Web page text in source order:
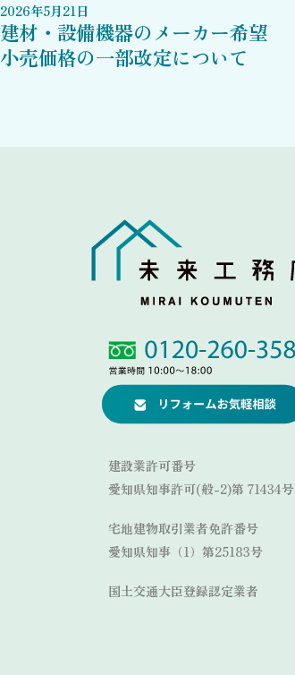
2026年5月21日
建材・設備機器のメーカー希望
小売価格の一部改定について
Link
Link
建設業許可番号
愛知県知事許可(般-2)第 71434号
宅地建物取引業者免許番号
愛知県知事（1）第25183号
国土交通大臣登録認定業者